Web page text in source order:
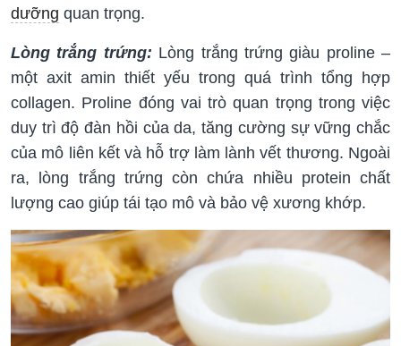
dưỡng quan trọng.
Lòng trắng trứng: Lòng trắng trứng giàu proline –
một axit amin thiết yếu trong quá trình tổng hợp
collagen. Proline đóng vai trò quan trọng trong việc
duy trì độ đàn hồi của da, tăng cường sự vững chắc
của mô liên kết và hỗ trợ làm lành vết thương. Ngoài
ra, lòng trắng trứng còn chứa nhiều protein chất
lượng cao giúp tái tạo mô và bảo vệ xương khớp.